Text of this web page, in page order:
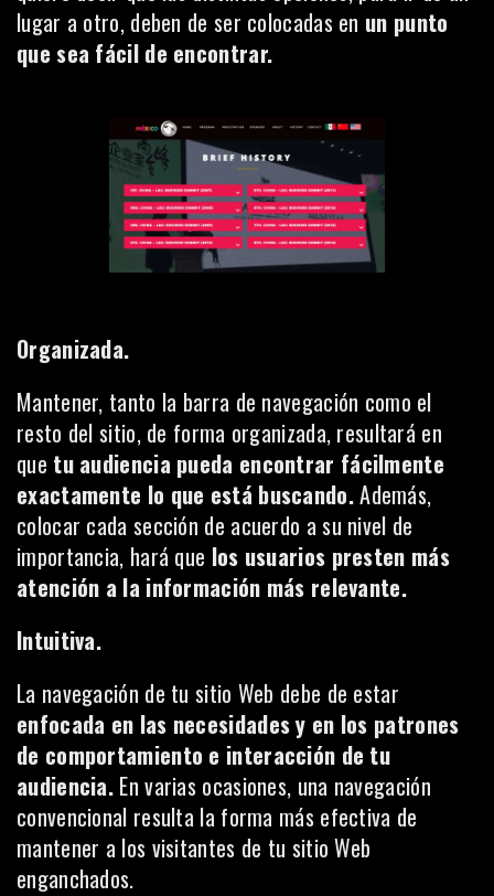
lugar a otro, deben de ser colocadas en un punto
que sea fácil de encontrar.
Organizada.
Mantener, tanto la barra de navegación como el
resto del sitio, de forma organizada, resultará en
que tu audiencia pueda encontrar fácilmente
exactamente lo que está buscando.Además,
colocar cada sección de acuerdo a su nivel de
importancia, hará que los usuarios presten más
atención a la información más relevante.
Intuitiva.
La navegación de tu sitio Web debe de estar
enfocada en las necesidades y en los patrones
de comportamiento e interacción de tu
audiencia. En varias ocasiones, una navegación
convencional resulta la forma más efectiva de
mantener a los visitantes de tu sitio Web
enganchados.